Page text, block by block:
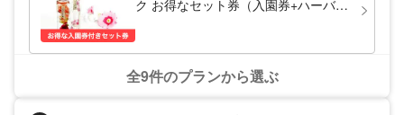
花畑、淡路島バーガーといったご当地グルメ
ムパーク イングランドの丘の魅力です。お
みやげやさんでは、「あわぢびーる」、「た
まねぎせんべい」などの淡路島産の特産品や
ク お得なセット券（入園券+ハーバリ
全9件のプランから選ぶ